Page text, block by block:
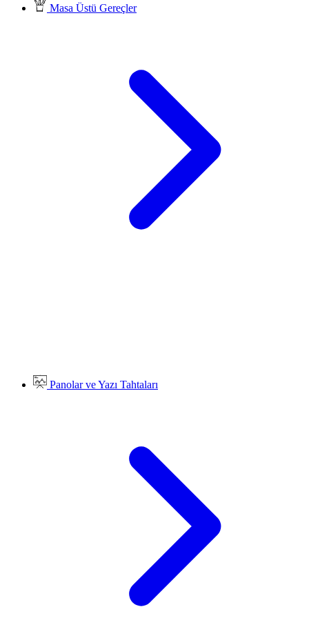
Masa Üstü Gereçler
Panolar ve Yazı Tahtaları